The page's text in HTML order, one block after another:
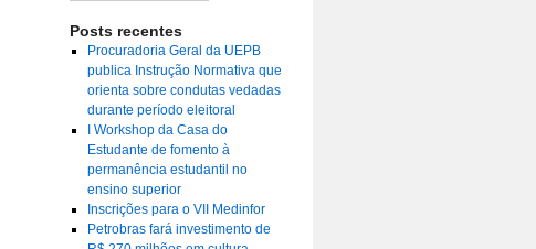
Posts recentes
Procuradoria Geral da UEPB
publica Instrução Normativa que
orienta sobre condutas vedadas
durante período eleitoral
I Workshop da Casa do
Estudante de fomento à
permanência estudantil no
ensino superior
Inscrições para o VII Medinfor
Petrobras fará investimento de